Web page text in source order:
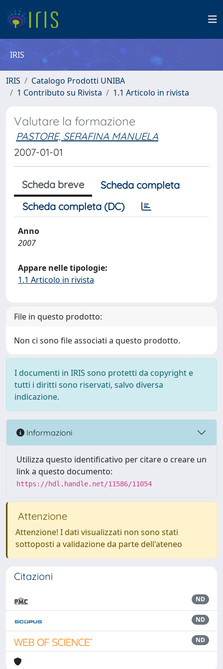
IRIS
IRIS
Catalogo Prodotti UNIBA
1 Contributo su Rivista
1.1 Articolo in rivista
Valutare la formazione
PASTORE, SERAFINA MANUELA
2007-01-01
Scheda breve
Scheda completa
Scheda completa (DC)
Anno
2007
Appare nelle tipologie:
1.1 Articolo in rivista
File in questo prodotto:
Non ci sono file associati a questo prodotto.
I documenti in IRIS sono protetti da copyright e
tutti i diritti sono riservati, salvo diversa
indicazione.
Informazioni
Utilizza questo identificativo per citare o creare un
link a questo documento:
https://hdl.handle.net/11586/11054
Attenzione
Attenzione! I dati visualizzati non sono stati
sottoposti a validazione da parte dell'ateneo
Citazioni
ND
ND
ND